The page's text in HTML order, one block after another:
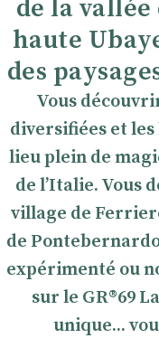
de la
haute
des
Vous
diversifiées et
lieu plein de
de l’Italie. Vous
village de
de
expérimenté ou
sur le GR®69
unique...